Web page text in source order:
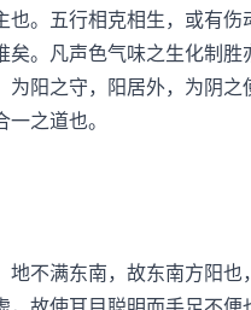
。五行相克相生，或有
。凡声色气味之生化制
阳之守，阳居外，为阴之
之道也。
满东南，故东南方阳也